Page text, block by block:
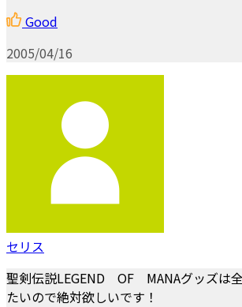
Good
2005/04/16
セリス
聖剣伝説LEGEND OF MANAグッズは
たいので絶対欲しいです！